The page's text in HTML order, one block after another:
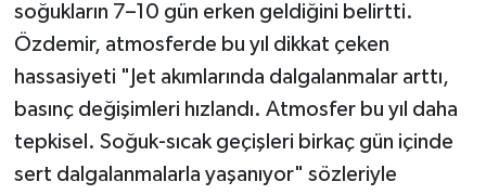
soğukların 7–10 gün erken geldiğini belirtti.
Özdemir, atmosferde bu yıl dikkat çeken
hassasiyeti "Jet akımlarında dalgalanmalar arttı,
basınç değişimleri hızlandı. Atmosfer bu yıl daha
tepkisel. Soğuk-sıcak geçişleri birkaç gün içinde
sert dalgalanmalarla yaşanıyor" sözleriyle